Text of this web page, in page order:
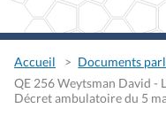
Accueil
Documents
QE 256 Weytsman David -
Décret ambulatoire du 5